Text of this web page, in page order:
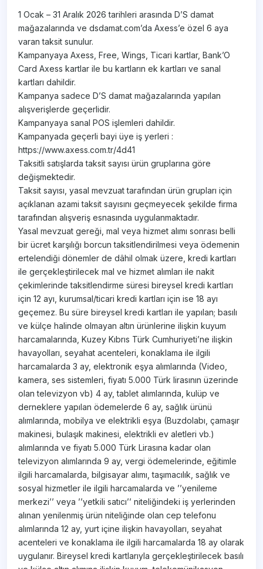
1 Ocak – 31 Aralık 2026 tarihleri arasında D’S damat
mağazalarında ve dsdamat.com’da Axess’e özel 6 aya
varan taksit sunulur.
Kampanyaya Axess, Free, Wings, Ticari kartlar, Bank’O
Card Axess kartlar ile bu kartların ek kartları ve sanal
kartları dahildir.
Kampanya sadece D’S damat mağazalarında yapılan
alışverişlerde geçerlidir.
Kampanyaya sanal POS işlemleri dahildir.
Kampanyada geçerli bayi üye iş yerleri :
https://www.axess.com.tr/4d41
Taksitli satışlarda taksit sayısı ürün gruplarına göre
değişmektedir.
Taksit sayısı, yasal mevzuat tarafından ürün grupları için
açıklanan azami taksit sayısını geçmeyecek şekilde firma
tarafından alışveriş esnasında uygulanmaktadır.
Yasal mevzuat gereği, mal veya hizmet alımı sonrası belli
bir ücret karşılığı borcun taksitlendirilmesi veya ödemenin
ertelendiği dönemler de dâhil olmak üzere, kredi kartları
ile gerçekleştirilecek mal ve hizmet alımları ile nakit
çekimlerinde taksitlendirme süresi bireysel kredi kartları
için 12 ayı, kurumsal/ticari kredi kartları için ise 18 ayı
geçemez. Bu süre bireysel kredi kartları ile yapılan; basılı
ve külçe halinde olmayan altın ürünlerine ilişkin kuyum
harcamalarında, Kuzey Kıbrıs Türk Cumhuriyeti’ne ilişkin
havayolları, seyahat acenteleri, konaklama ile ilgili
harcamalarda 3 ay, elektronik eşya alımlarında (Video,
kamera, ses sistemleri, fiyatı 5.000 Türk lirasının üzerinde
olan televizyon vb) 4 ay, tablet alımlarında, kulüp ve
derneklere yapılan ödemelerde 6 ay, sağlık ürünü
alımlarında, mobilya ve elektrikli eşya (Buzdolabı, çamaşır
makinesi, bulaşık makinesi, elektrikli ev aletleri vb.)
alımlarında ve fiyatı 5.000 Türk Lirasına kadar olan
televizyon alımlarında 9 ay, vergi ödemelerinde, eğitimle
ilgili harcamalarda, bilgisayar alımı, taşımacılık, sağlık ve
sosyal hizmetler ile ilgili harcamalarda ve ’’yenileme
merkezi’’ veya ’’yetkili satıcı’’ niteliğindeki iş yerlerinden
alınan yenilenmiş ürün niteliğinde olan cep telefonu
alımlarında 12 ay, yurt içine ilişkin havayolları, seyahat
acenteleri ve konaklama ile ilgili harcamalarda 18 ay olarak
uygulanır. Bireysel kredi kartlarıyla gerçekleştirilecek basılı